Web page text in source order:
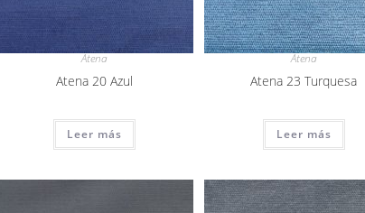
Atena
Atena 20 Azul
Leer más
Atena
Atena 23 Turquesa
Leer más